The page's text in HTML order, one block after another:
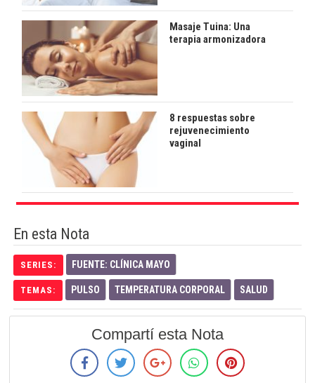
Masaje Tuina: Una
terapia armonizadora
8 respuestas sobre
rejuvenecimiento
vaginal
En esta Nota
SERIES: FUENTE: CLÍNICA MAYO
TEMAS: PULSO TEMPERATURA CORPORAL SALUD
Compartí esta Nota